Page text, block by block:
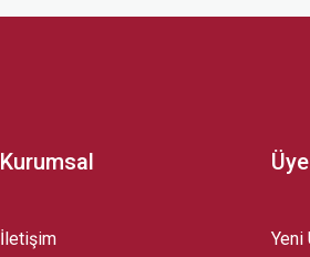
Kurumsal
İletişim Yeni